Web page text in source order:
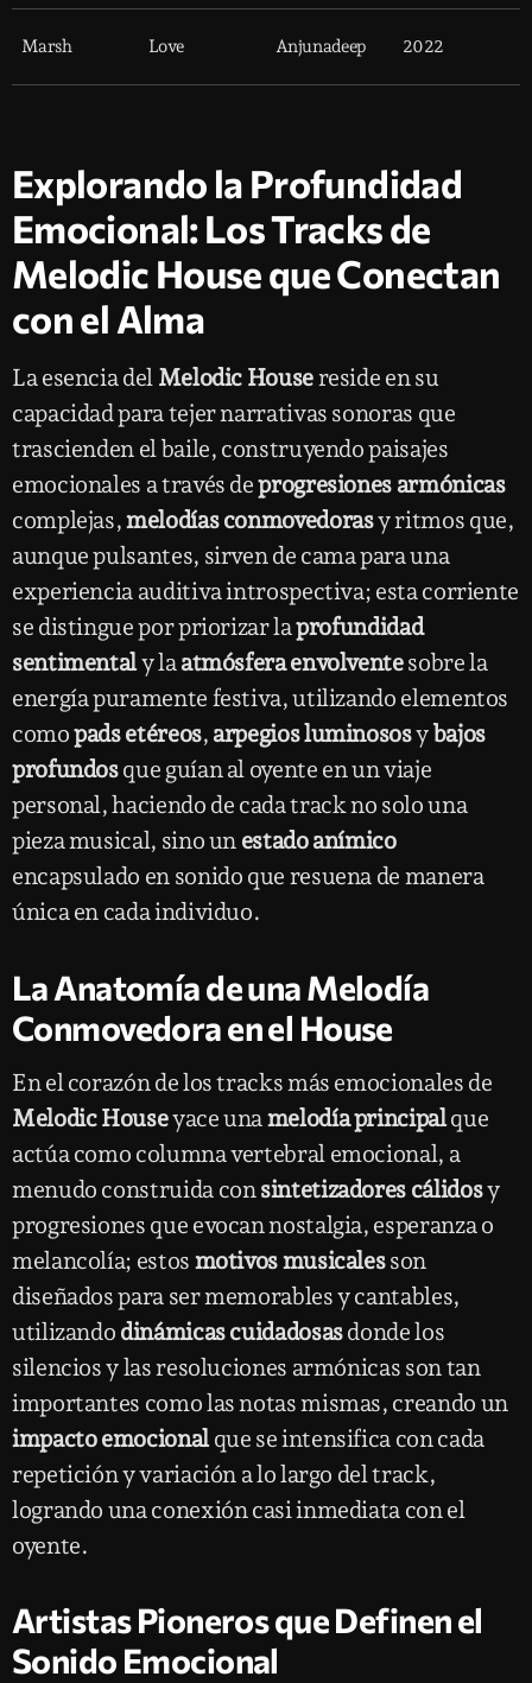
Marsh Love Anjunadeep 2022
Explorando la Profundidad
Emocional: Los Tracks de
Melodic House que Conectan
con el Alma
La esencia del Melodic Housereside en su
capacidad para tejer narrativas sonoras que
trascienden el baile, construyendo paisajes
emocionales a través deprogresiones armónicas
complejas,melodías conmovedorasy ritmos que,
aunque pulsantes, sirven de cama para una
experiencia auditiva introspectiva; esta corriente
se distingue por priorizar laprofundidad
sentimentaly laatmósfera envolventesobre la
energía puramente festiva, utilizando elementos
comopads etéreos, arpegios luminososybajos
profundosque guían al oyente en un viaje
personal, haciendo de cada track no solo una
pieza musical, sino un estado anímico
encapsulado en sonido que resuena de manera
única en cada individuo.
La Anatomía de una Melodía
Conmovedora en el House
En el corazón de los tracks más emocionales de
Melodic Houseyace unamelodía principalque
actúa como columna vertebral emocional, a
menudo construida consintetizadores cálidosy
progresiones que evocan nostalgia, esperanza o
melancolía; estos motivos musicalesson
diseñados para ser memorables y cantables,
utilizando dinámicas cuidadosasdonde los
silencios y las resoluciones armónicas son tan
importantes como las notas mismas, creando un
impacto emocionalque se intensifica con cada
repetición y variación a lo largo del track,
logrando una conexión casi inmediata con el
oyente.
Artistas Pioneros que Definen el
Sonido Emocional